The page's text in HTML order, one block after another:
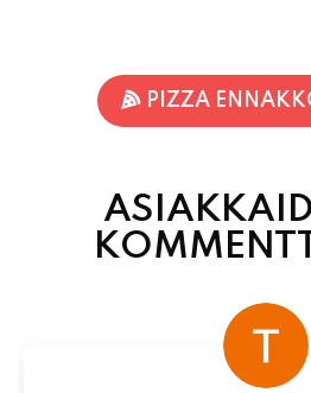
Terhi
Varmuudella Pohjois-